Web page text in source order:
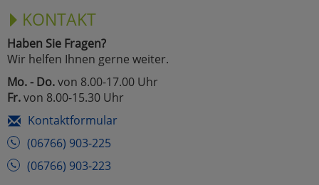
KONTAKT
Haben Sie Fragen?
Wir helfen Ihnen gerne weiter.
Mo. - Do.von 8.00-17.00 Uhr
Fr.von 8.00-15.30 Uhr
Kontaktformular
(06766) 903-225
(06766) 903-223